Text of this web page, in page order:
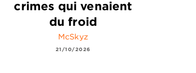
crimes qui venaient
du froid
McSkyz
21/10/2026